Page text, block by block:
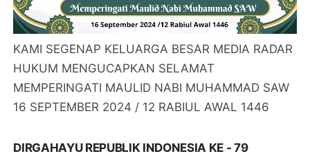
KAMI SEGENAP KELUARGA BESAR MEDIA RADAR
HUKUM MENGUCAPKAN SELAMAT
MEMPERINGATI MAULID NABI MUHAMMAD SAW
16 SEPTEMBER 2024 / 12 RABIUL AWAL 1446
DIRGAHAYU REPUBLIK INDONESIA KE - 79